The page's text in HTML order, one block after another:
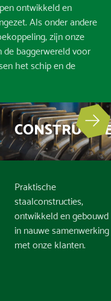
ontwikkeld en
Als onder andere
zijn onze
de baggerwereld voor
het schip en de
Praktische
staalconstructies,
ontwikkeld en gebouwd
in nauwe samenwerking
met onze klanten.